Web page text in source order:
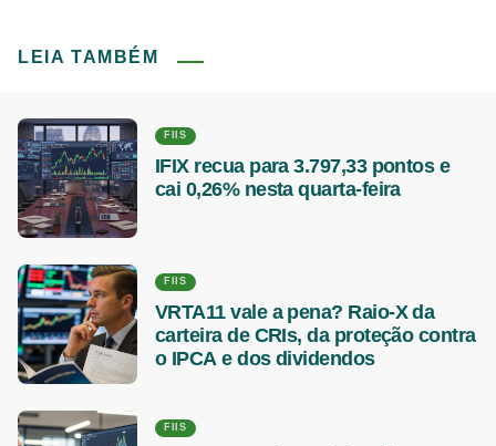
LEIA TAMBÉM
FIIS
IFIX recua para 3.797,33 pontos e
cai 0,26% nesta quarta-feira
FIIS
VRTA11 vale a pena? Raio-X da
carteira de CRIs, da proteção contra
o IPCA e dos dividendos
FIIS